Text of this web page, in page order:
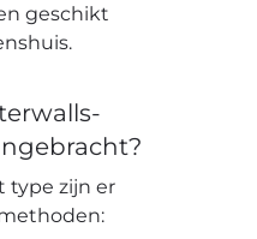
geschikt
type zijn er